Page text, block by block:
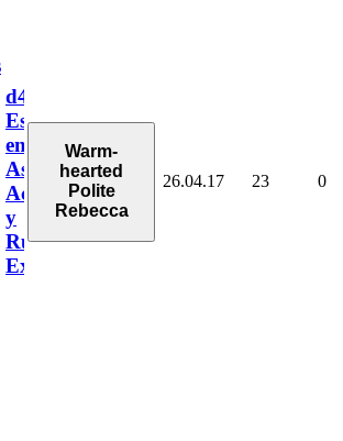
d4vd:
Estrella
en
Ascenso,
Actualizaciones
y
Rumores
Explicados
Warm-
hearted
Polite
Rebecca
26.04.17 23 0